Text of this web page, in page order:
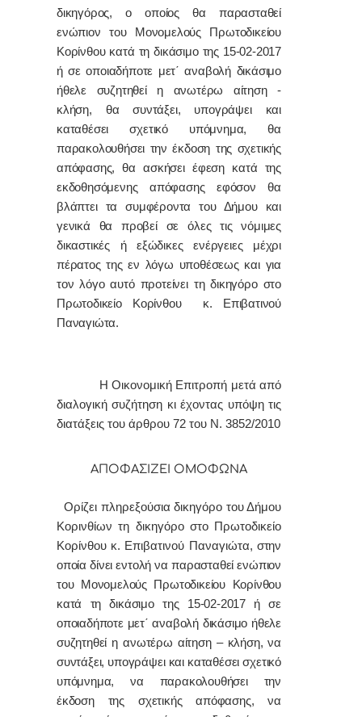
δικηγόρος, ο οποίος θα παρασταθεί
ενώπιον του Μονομελούς Πρωτοδικείου
Κορίνθου κατά τη δικάσιμο της 15-02-2017
ή σε οποιαδήποτε μετ΄ αναβολή δικάσιμο
ήθελε συζητηθεί η ανωτέρω αίτηση -
κλήση, θα συντάξει, υπογράψει και
καταθέσει σχετικό υπόμνημα, θα
παρακολουθήσει την έκδοση της σχετικής
απόφασης, θα ασκήσει έφεση κατά της
εκδοθησόμενης απόφασης εφόσον θα
βλάπτει τα συμφέροντα του Δήμου και
γενικά θα προβεί σε όλες τις νόμιμες
δικαστικές ή εξώδικες ενέργειες μέχρι
πέρατος της εν λόγω υποθέσεως και για
τον λόγο αυτό προτείνει τη δικηγόρο στο
Πρωτοδικείο Κορίνθου κ. Επιβατινού
Παναγιώτα.
Η Οικονομική Επιτροπή μετά από
διαλογική συζήτηση κι έχοντας υπόψη τις
διατάξεις του άρθρου 72 του Ν. 3852/2010
ΑΠΟΦΑΣΙΖΕΙ ΟΜΟΦΩΝΑ
Ορίζει πληρεξούσια δικηγόρο του Δήμου
Κορινθίων τη δικηγόρο στο Πρωτοδικείο
Κορίνθου κ. Επιβατινού Παναγιώτα, στην
οποία δίνει εντολή να παρασταθεί ενώπιον
του Μονομελούς Πρωτοδικείου Κορίνθου
κατά τη δικάσιμο της 15-02-2017 ή σε
οποιαδήποτε μετ΄ αναβολή δικάσιμο ήθελε
συζητηθεί η ανωτέρω αίτηση – κλήση, να
συντάξει, υπογράψει και καταθέσει σχετικό
υπόμνημα, να παρακολουθήσει την
έκδοση της σχετικής απόφασης, να